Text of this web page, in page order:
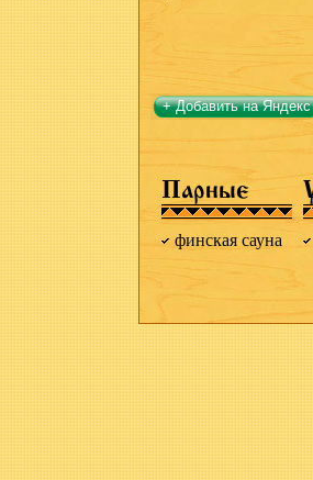
+ Добавить на Яндекс
Парные
финская сауна